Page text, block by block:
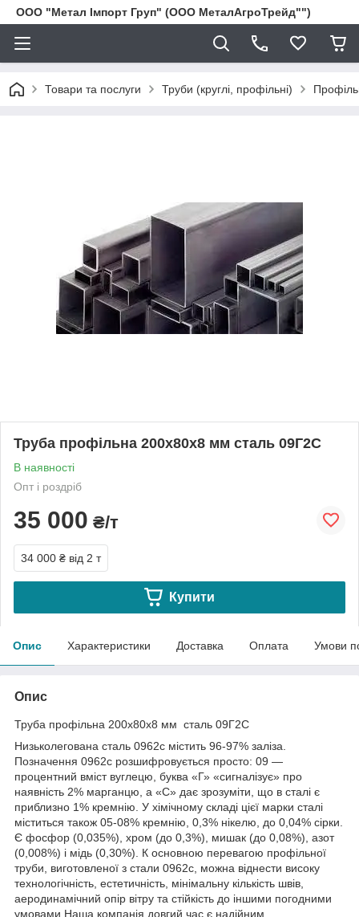
ООО "Метал Імпорт Груп" (ООО МеталАгроТрейд"")
Товари та послуги Труби (круглі, профільні)
Труба профільна 200х80х8 мм сталь 09Г2С
В наявності
Опт і роздріб
35 000 ₴/т
34 000 ₴ від 2 т
Купити
Опис Характеристики Доставка Оплата Умови
Опис
Труба профільна 200х80х8 мм сталь 09Г2С
Низьколегована сталь 0962с містить 96-97% заліза.
Позначення 0962с розшифровується просто: 09 —
процентний вміст вуглецю, буква «Г» «сигналізує» про
наявність 2% марганцю, а «С» дає зрозуміти, що в сталі є
приблизно 1% кремнію. У хімічному складі цієї марки сталі
міститься також 05-08% кремнію, 0,3% нікелю, до 0,04% сірки.
Є фосфор (0,035%), хром (до 0,3%), мишак (до 0,08%), азот
(0,008%) і мідь (0,30%). К основною перевагою профільної
труби, виготовленої з стали 0962с, можна віднести високу
технологічність, естетичність, мінімальну кількість швів,
аеродинамічний опір вітру та стійкість до іншими погодними
умовами Наша компанія довгий час є надійним